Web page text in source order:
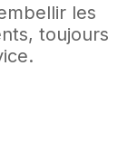
les
toujours